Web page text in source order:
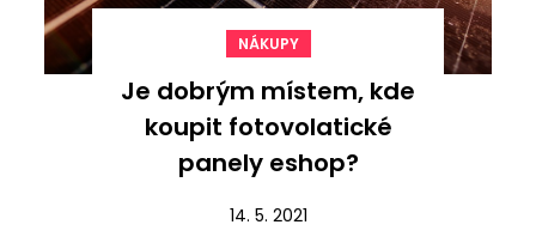
NÁKUPY
Je dobrým místem, kde
koupit fotovolatické
panely eshop?
14. 5. 2021